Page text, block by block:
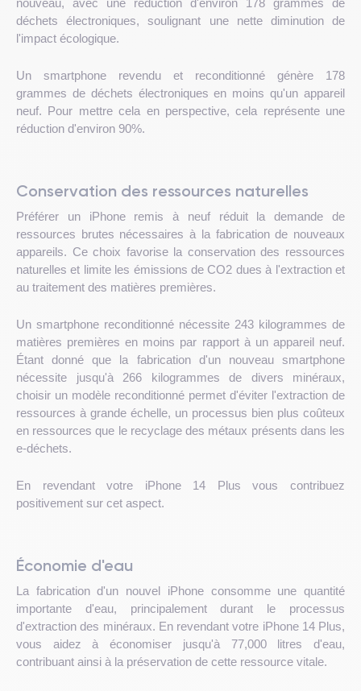
nouveau, avec une réduction d'environ 178 grammes de
déchets électroniques, soulignant une nette diminution de
l'impact écologique.
Un smartphone revendu et reconditionné génère 178
grammes de déchets électroniques en moins qu'un appareil
neuf. Pour mettre cela en perspective, cela représente une
réduction d'environ 90%.
Conservation des ressources naturelles
Préférer un iPhone remis à neuf réduit la demande de
ressources brutes nécessaires à la fabrication de nouveaux
appareils. Ce choix favorise la conservation des ressources
naturelles et limite les émissions de CO2 dues à l'extraction et
au traitement des matières premières.
Un smartphone reconditionné nécessite 243 kilogrammes de
matières premières en moins par rapport à un appareil neuf.
Étant donné que la fabrication d'un nouveau smartphone
nécessite jusqu'à 266 kilogrammes de divers minéraux,
choisir un modèle reconditionné permet d'éviter l'extraction de
ressources à grande échelle, un processus bien plus coûteux
en ressources que le recyclage des métaux présents dans les
e-déchets.
En revendant votre iPhone 14 Plus vous contribuez
positivement sur cet aspect.
Économie d'eau
La fabrication d'un nouvel iPhone consomme une quantité
importante d'eau, principalement durant le processus
d'extraction des minéraux. En revendant votre iPhone 14 Plus,
vous aidez à économiser jusqu'à 77,000 litres d'eau,
contribuant ainsi à la préservation de cette ressource vitale.